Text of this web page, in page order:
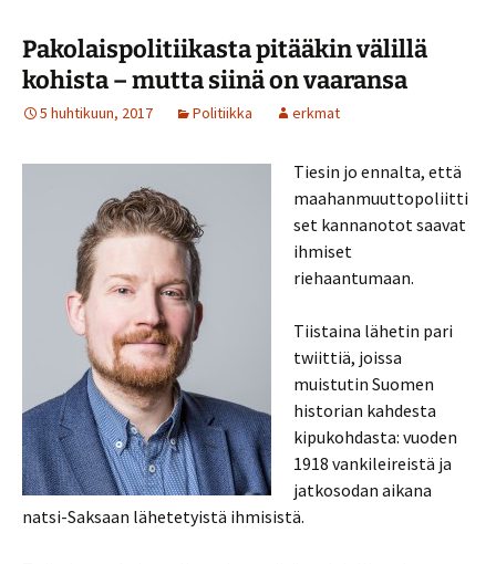
Pakolaispolitiikasta pitääkin välillä
kohista – mutta siinä on vaaransa
5 huhtikuun, 2017 Politiikka erkmat
Tiesin jo ennalta, että
maahanmuuttopoliitti
set kannanotot saavat
ihmiset
riehaantumaan.
Tiistaina lähetin pari
twiittiä, joissa
muistutin Suomen
historian kahdesta
kipukohdasta: vuoden
1918 vankileireistä ja
jatkosodan aikana
natsi-Saksaan lähetetyistä ihmisistä.